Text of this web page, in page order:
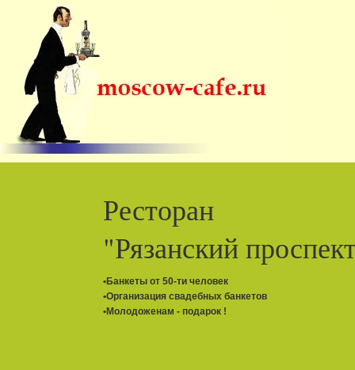
«Зелёный Дворик»
•Живая музыка с четверга- субботу !
•рядом метро Петровско-Разумовская
•СУПЕР-АКЦИЯ С мая по октябрь :
•Банкеты от 1000 рублей на персону !